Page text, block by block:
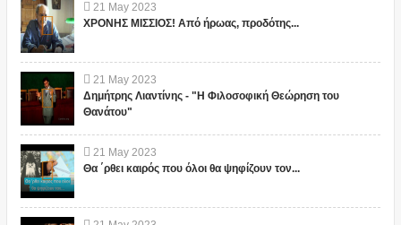
21 May 2023
ΧΡΟΝΗΣ ΜΙΣΣΙΟΣ! Από ήρωας, προδότης...
21 May 2023
Δημήτρης Λιαντίνης - "Η Φιλοσοφική Θεώρηση του
Θανάτου"
21 May 2023
Θα ΄ρθει καιρός που όλοι θα ψηφίζουν τον...